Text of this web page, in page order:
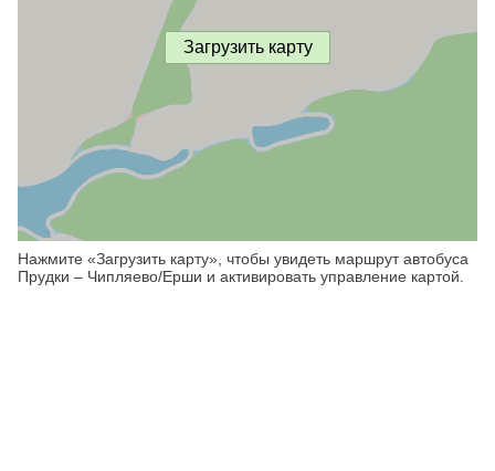
Загрузить карту
Нажмите «Загрузить карту», чтобы увидеть маршрут автобуса
Прудки – Чипляево/Ерши и активировать управление картой.